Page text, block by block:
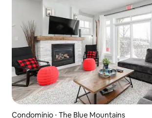
Condomínio ⋅ The Blue Mountains